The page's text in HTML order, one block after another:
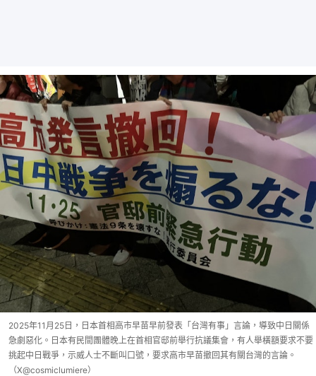
2025年11月25日，日本首相高市早苗早前發表「台灣有事」言論，導致中日關係
急劇惡化。日本有民間團體晚上在首相官邸前舉行抗議集會，有人舉橫額要求不要
挑起中日戰爭，示威人士不斷叫口號，要求高市早苗撤回其有關台灣的言論。
（X@cosmiclumiere）